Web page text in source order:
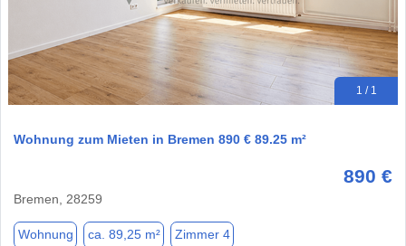
1 / 1
Wohnung zum Mieten in Bremen 890 € 89.25 m²
890 €
Bremen, 28259
Wohnung ca. 89,25 m² Zimmer 4